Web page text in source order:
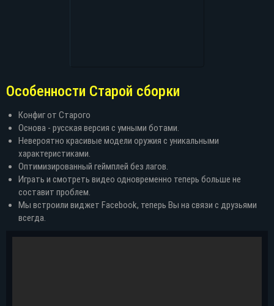
Особенности Старой сборки
Конфиг от Старого
Основа - русская версия с умными ботами.
Невероятно красивые модели оружия с уникальными
характеристиками.
Оптимизированный геймплей без лагов.
Играть и смотреть видео одновременно теперь больше не
составит проблем.
Мы встроили виджет Facebook, теперь Вы на связи с друзьями
всегда.